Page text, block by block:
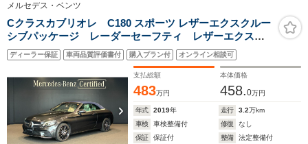
メルセデス・ベンツ
Cクラスカブリオレ C180 スポーツ レザーエクスクルー
シブパッケージ レーダーセーフティ レザーエクスク
ルーシブ 本革シート アンビエントライト スマート
キー キーレスゴー ヘッドアップディスプレイ エアバ
ランスパッケージ パフュームアトマイザー エアスカ
ーフ ETC2.0
ディーラー保証 車両品質評価書付 購入プラン付 オンライン相談可
支払総額
483万円
本体価格
458.0万円
年式 2019年 走行 3.2万km
車検
車検整備付 修復
なし
保証
保証付 整備
法定整備付